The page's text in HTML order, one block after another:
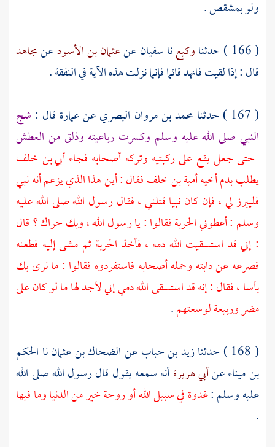
ولو بمشقص .
( 166 ) حدثنا
وكيعناسفيانعنعثمان بن الأسودعنمجاهد
قال : إذا لقيت فانهد قائما فإنما نزلت هذه الآية في النفقة .
( 167 ) حدثنا
محمد بن مروان البصريعنعمارة قال : شج
النبي صلى الله عليه وسلم وكسرت رباعيته وذلق من العطش
حتى جعل يقع على ركبتيه وتركه أصحابه فجاءأبي بن خلف
يطلب بدم أخيهأمية بن خلففقال : أين هذا الذي يزعم أنه نبي
فليبرز لي ، فإن كان نبيا قتلني ، فقال رسول الله صلى الله عليه
وسلم : أعطوني الحربة فقالوا : يا رسول الله ، وبك حراك ؟ قال
: إني قد استسقيت الله دمه ، فأخذ الحربة ثم مشى إليه فطعنه
فصرعه عن دابته وحمله أصحابه فاستفردوه فقالوا : ما نرى بك
بأسا ، فقال : إنه قد استسقى الله دمي إني لأجد لها ما لو كان على
مضروربيعةلوسعتهم.
( 168 ) حدثنا
زيد بن حبابعنالضحاك بن عثماننا الحكم
بن ميناءعنأبي هريرةأنه سمعه يقول قال رسول الله صلى الله
عليه وسلم :غدوة في سبيل الله أو روحة خير من الدنيا وما فيها
.